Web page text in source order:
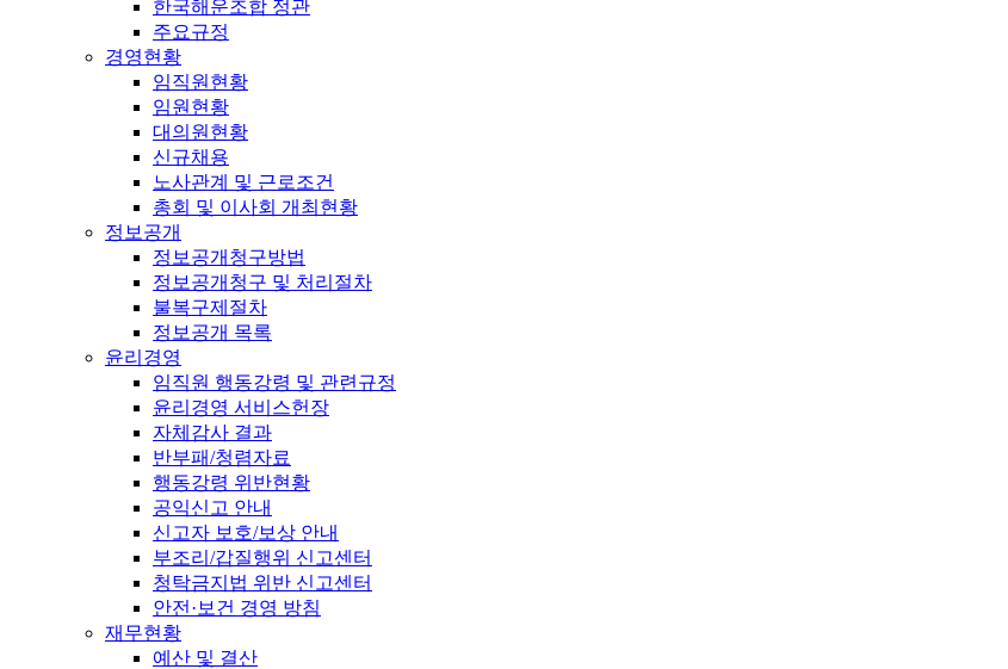
한국해운조합 정관
주요규정
경영현황
임직원현황
임원현황
대의원현황
신규채용
노사관계 및 근로조건
총회 및 이사회 개최현황
정보공개
정보공개청구방법
정보공개청구 및 처리절차
불복구제절차
정보공개 목록
윤리경영
임직원 행동강령 및 관련규정
윤리경영 서비스헌장
자체감사 결과
반부패/청렴자료
행동강령 위반현황
공익신고 안내
신고자 보호/보상 안내
부조리/갑질행위 신고센터
청탁금지법 위반 신고센터
안전·보건 경영 방침
재무현황
예산 및 결산